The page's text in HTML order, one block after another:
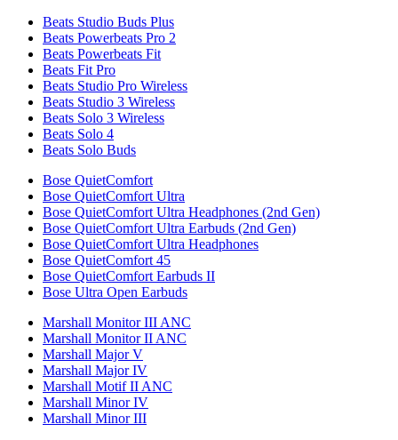
Beats Studio Buds Plus
Beats Powerbeats Pro 2
Beats Powerbeats Fit
Beats Fit Pro
Beats Studio Pro Wireless
Beats Studio 3 Wireless
Beats Solo 3 Wireless
Beats Solo 4
Beats Solo Buds
Bose QuietComfort
Bose QuietComfort Ultra
Bose QuietComfort Ultra Headphones (2nd Gen)
Bose QuietComfort Ultra Earbuds (2nd Gen)
Bose QuietComfort Ultra Headphones
Bose QuietComfort 45
Bose QuietComfort Earbuds II
Bose Ultra Open Earbuds
Marshall Monitor III ANC
Marshall Monitor II ANC
Marshall Major V
Marshall Major IV
Marshall Motif II ANC
Marshall Minor IV
Marshall Minor III